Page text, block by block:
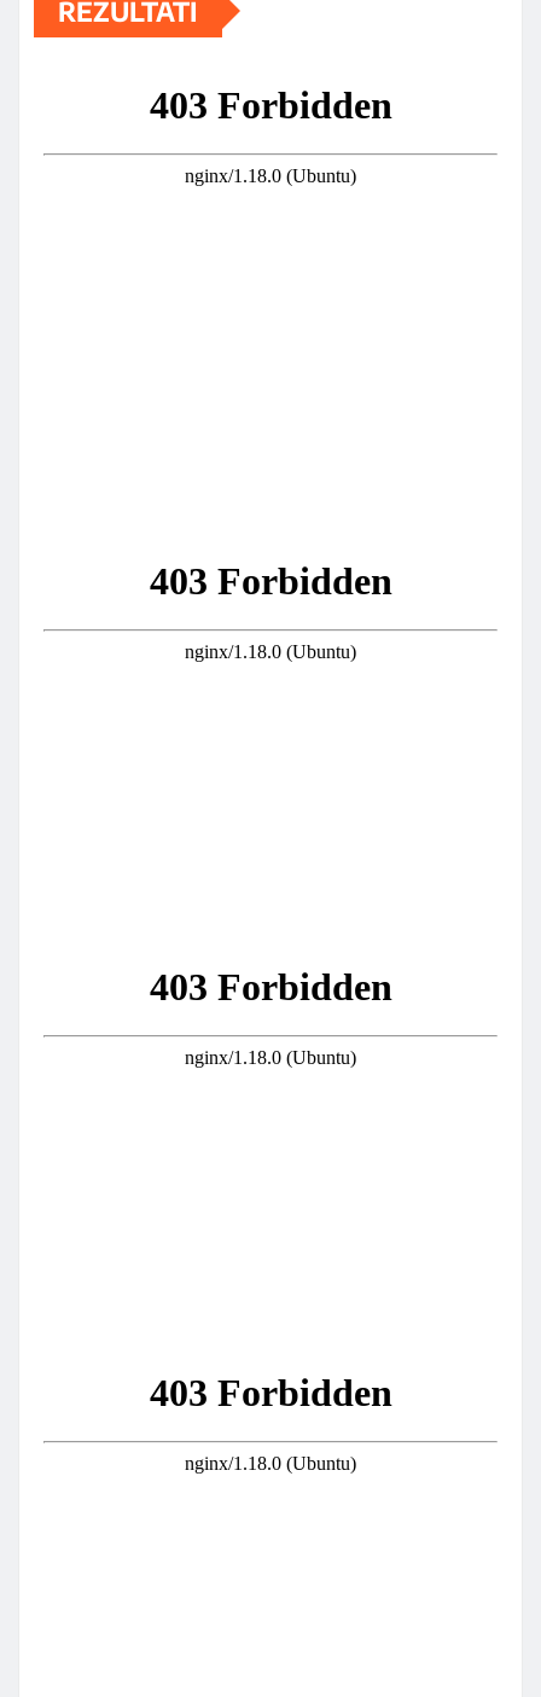
REZULTATI